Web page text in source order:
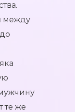
между
те же